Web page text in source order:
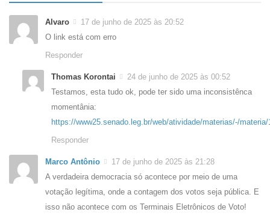
Alvaro
17 de junho de 2025 às 20:52
O link está com erro
Responder
Thomas Korontai
24 de junho de 2025 às 00:52
Testamos, esta tudo ok, pode ter sido uma inconsistênca
momentânia:
https://www25.senado.leg.br/web/atividade/materias/-/materia/
Responder
Marco Antônio
17 de junho de 2025 às 21:28
A verdadeira democracia só acontece por meio de uma
votação legítima, onde a contagem dos votos seja pública. E
isso não acontece com os Terminais Eletrônicos de Voto!